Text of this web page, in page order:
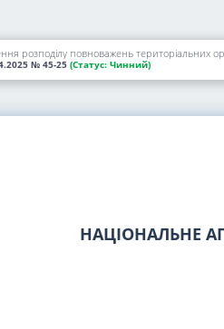
№ 45-25 (Статус: Чинний)
НАЦІОНАЛЬНЕ